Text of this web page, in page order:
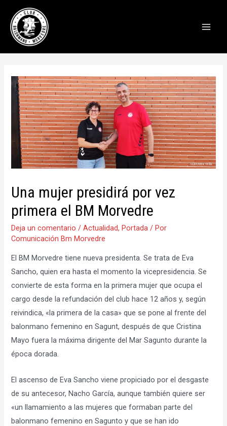
Una mujer presidirá por vez
primera el BM Morvedre
Deja un comentario /Actualidad,Portada / Por
Comunicación Bm Morvedre
El BM Morvedre tiene nueva presidenta. Se trata de Eva
Sancho, quien era hasta el momento la vicepresidencia. Se
convierte de esta forma en la primera mujer que ocupa el
cargo desde la refundación del club hace 12 años y, según
reivindica, «la primera de la casa» que se pone al frente del
balonmano femenino en Sagunt, después de que Cristina
Mayo fuera la máxima dirigente del Mar Sagunto durante la
época dorada.
El ascenso de Eva Sancho viene propiciado por el desgaste
de su antecesor, Nacho García, aunque también quiere ser
«un llamamiento a las mujeres que formaban parte del
balonmano femenino en Sagunto y que se han ido